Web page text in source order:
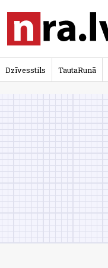
Dzīvesstils TautaRunā